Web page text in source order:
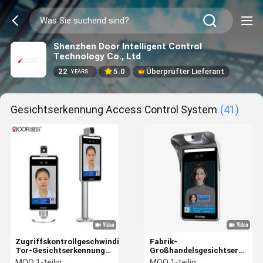
Shenzhen Door Intelligent Control
Technology Co., Ltd
22 YEARS 5.0 Überprüfter Lieferant
Gesichtserkennung Access Control System (41)
Zugriffskontrollgeschwindigkeits-
Tor-Gesichtserkennungs-
Anschluss
Fabrik-
Zugriffskontrollanschluß